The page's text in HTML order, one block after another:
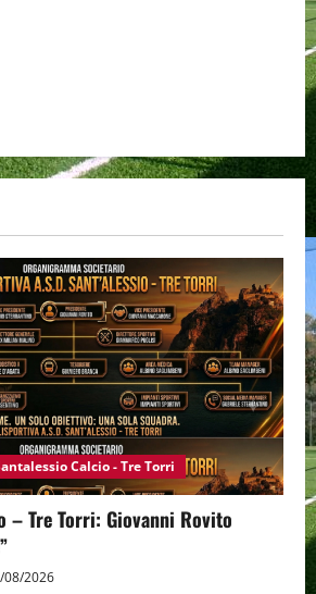
Calcio - Tre Torri
– Tre Torri: Giovanni Rovito
08/2026